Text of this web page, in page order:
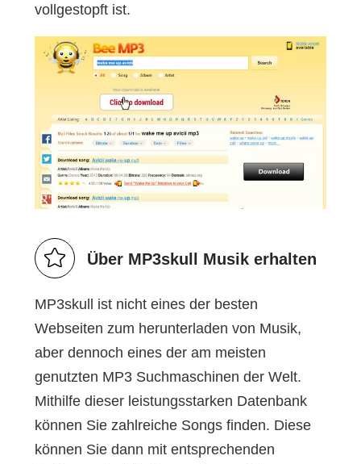
vollgestopft ist.
Über MP3skull Musik erhalten
MP3skull ist nicht eines der besten
Webseiten zum herunterladen von Musik,
aber dennoch eines der am meisten
genutzten MP3 Suchmaschinen der Welt.
Mithilfe dieser leistungsstarken Datenbank
können Sie zahlreiche Songs finden. Diese
können Sie dann mit entsprechenden